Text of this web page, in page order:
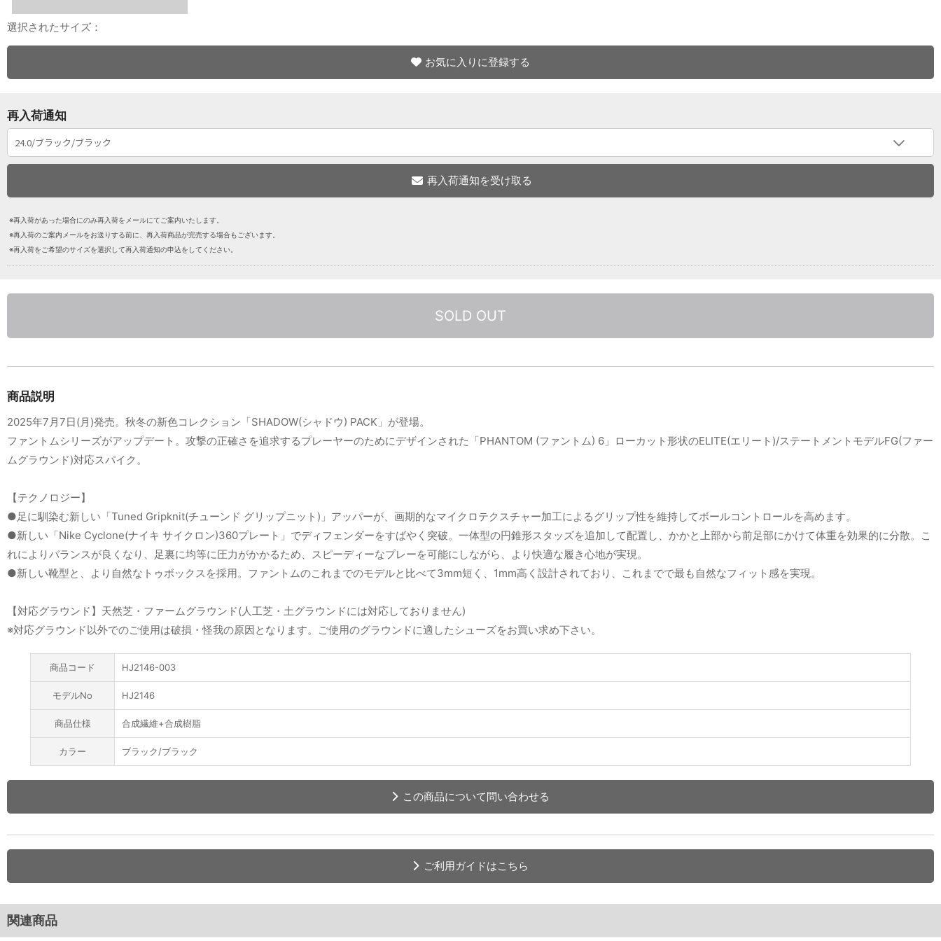
選択されたサイズ：
お気に入りに登録する
再入荷通知
※再入荷があった場合にのみ再入荷をメールにてご案内いたします。
※再入荷のご案内メールをお送りする前に、再入荷商品が完売する場合もございます。
※再入荷をご希望のサイズを選択して再入荷通知の申込をしてください。
SOLD OUT
商品説明
2025年7月7日(月)発売。秋冬の新色コレクション「SHADOW(シャドウ) PACK」が登場。
ファントムシリーズがアップデート。攻撃の正確さを追求するプレーヤーのためにデザインされた「PHANTOM (ファントム) 6」ローカット形状のELITE(エリート)/ステートメントモデルFG(ファー
ムグラウンド)対応スパイク。
【テクノロジー】
●足に馴染む新しい「Tuned Gripknit(チューンド グリップニット)」アッパーが、画期的なマイクロテクスチャー加工によるグリップ性を維持してボールコントロールを高めます。
●新しい「Nike Cyclone(ナイキ サイクロン)360プレート」でディフェンダーをすばやく突破。一体型の円錐形スタッズを追加して配置し、かかと上部から前足部にかけて体重を効果的に分散。こ
れによりバランスが良くなり、足裏に均等に圧力がかかるため、スピーディーなプレーを可能にしながら、より快適な履き心地が実現。
●新しい靴型と、より自然なトゥボックスを採用。ファントムのこれまでのモデルと比べて3mm短く、1mm高く設計されており、これまでで最も自然なフィット感を実現。
【対応グラウンド】天然芝・ファームグラウンド(人工芝・土グラウンドには対応しておりません)
※対応グラウンド以外でのご使用は破損・怪我の原因となります。ご使用のグラウンドに適したシューズをお買い求め下さい。
商品コード HJ2146-003
モデルNo HJ2146
商品仕様 合成繊維+合成樹脂
カラー ブラック/ブラック
この商品について問い合わせる
ご利用ガイドはこちら
関連商品